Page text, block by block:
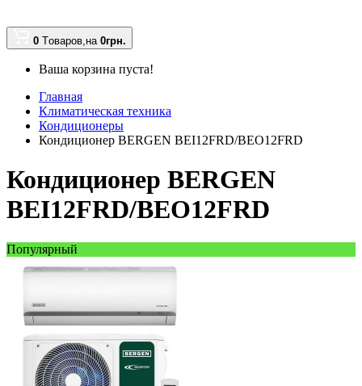
0 Tоваров,на 0грн.
Ваша корзина пуста!
Главная
Климатическая техника
Кондиционеры
Кондиционер BERGEN BEI12FRD/BEO12FRD
Кондиционер BERGEN
BEI12FRD/BEO12FRD
Популярный